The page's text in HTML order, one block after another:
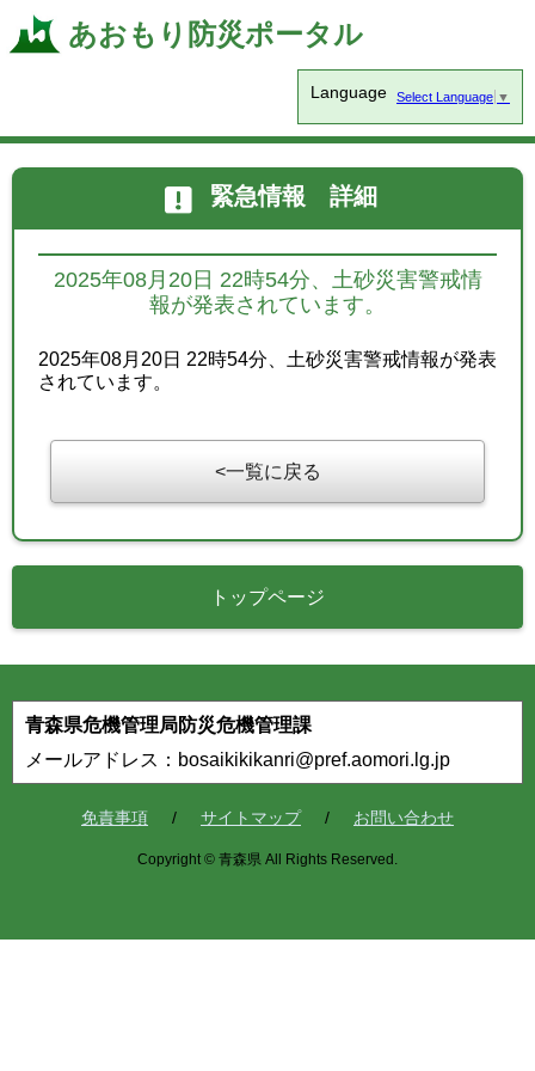
あおもり防災ポータル
Language Select Language ▼
緊急情報 詳細
2025年08月20日 22時54分、土砂災害警戒情
報が発表されています。
2025年08月20日 22時54分、土砂災害警戒情報が発表
されています。
一覧に戻る
トップページ
青森県危機管理局防災危機管理課
メールアドレス：bosaikikikanri@pref.aomori.lg.jp
免責事項 サイトマップ お問い合わせ
Copyright © 青森県 All Rights Reserved.